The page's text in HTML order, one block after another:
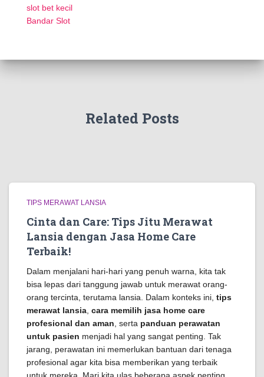
slot bet kecil
Bandar Slot
Related Posts
TIPS MERAWAT LANSIA
Cinta dan Care: Tips Jitu Merawat
Lansia dengan Jasa Home Care
Terbaik!
Dalam menjalani hari-hari yang penuh warna, kita tak
bisa lepas dari tanggung jawab untuk merawat orang-
orang tercinta, terutama lansia. Dalam konteks ini, tips
merawat lansia cara memilih jasa home care
profesional dan aman , serta panduan perawatan
untuk pasien menjadi hal yang sangat penting. Tak
jarang, perawatan ini memerlukan bantuan dari tenaga
profesional agar kita bisa memberikan yang terbaik